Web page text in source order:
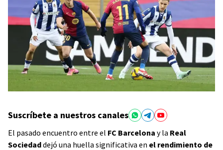
Suscríbete a nuestros canales
El pasado encuentro entre el FC Barcelona y la Real
Sociedaddejó una huella significativa en el rendimiento de